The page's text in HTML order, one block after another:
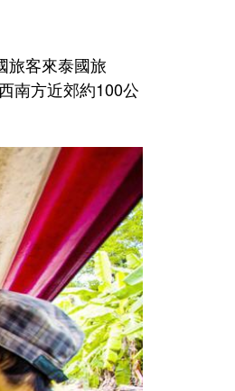
旅客來泰國旅
南方近郊約100公